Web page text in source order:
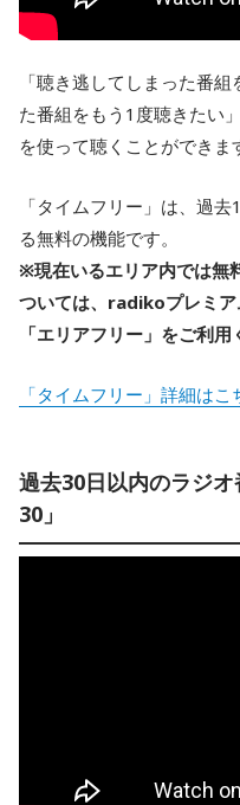
「聴き逃してしまった番
た番組をもう1度聴きたい
を使って聴くことができま
「タイムフリー」は、過
る無料の機能です。
※現在いるエリア内では無
ついては、radikoプレミア
「エリアフリー」をご利用
「タイムフリー」詳細はこ
過去30日以内のラジ
30」